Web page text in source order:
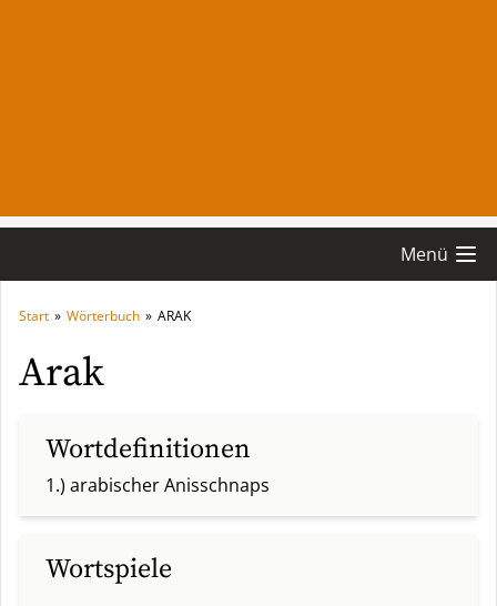
Menü
Start » Wörterbuch » ARAK
Arak
Wortdefinitionen
1.) arabischer Anisschnaps
Wortspiele